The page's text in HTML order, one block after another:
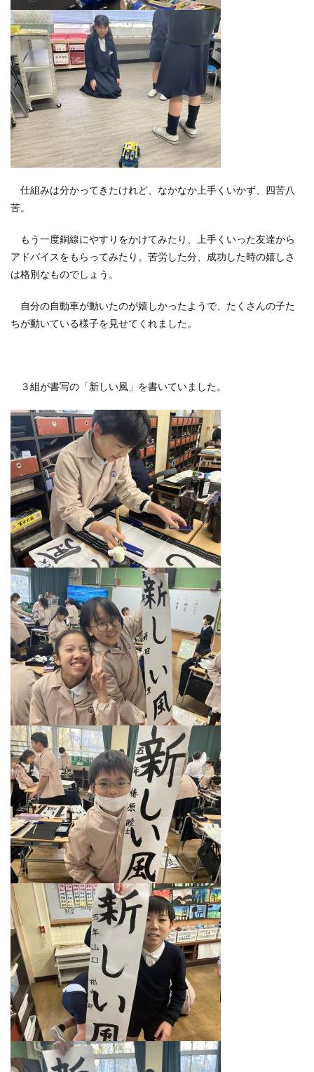
仕組みは分かってきたけれど、なかなか上手くいかず、四苦八
苦。
もう一度銅線にやすりをかけてみたり、上手くいった友達から
アドバイスをもらってみたり。苦労した分、成功した時の嬉しさ
は格別なものでしょう。
自分の自動車が動いたのが嬉しかったようで、たくさんの子た
ちが動いている様子を見せてくれました。
３組が書写の「新しい風」を書いていました。